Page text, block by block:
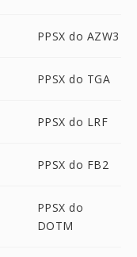
PPSX do AZW3
PPSX do TGA
PPSX do LRF
PPSX do FB2
PPSX do
DOTM